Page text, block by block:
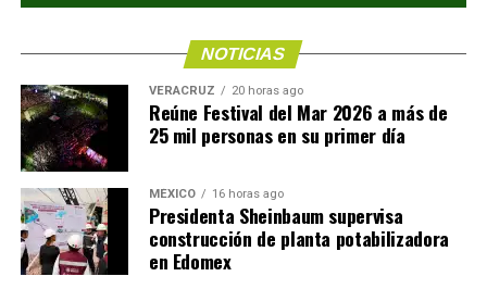
NOTICIAS
VERACRUZ 20 horas ago
Reúne Festival del Mar 2026 a más de
25 mil personas en su primer día
MÉXICO 16 horas ago
Presidenta Sheinbaum supervisa
construcción de planta potabilizadora
en Edomex